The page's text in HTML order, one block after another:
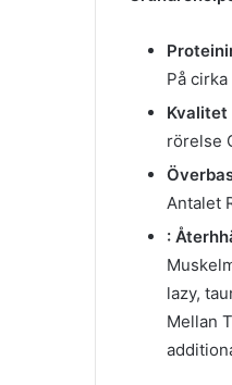
På
Kvalitet
rörelse
Antalet
:
lazy,
Mellan